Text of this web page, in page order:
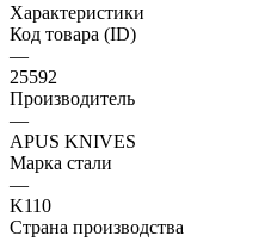
Характеристики
Код товара (ID)
—
25592
Производитель
—
APUS KNIVES
Марка стали
—
K110
Страна производства